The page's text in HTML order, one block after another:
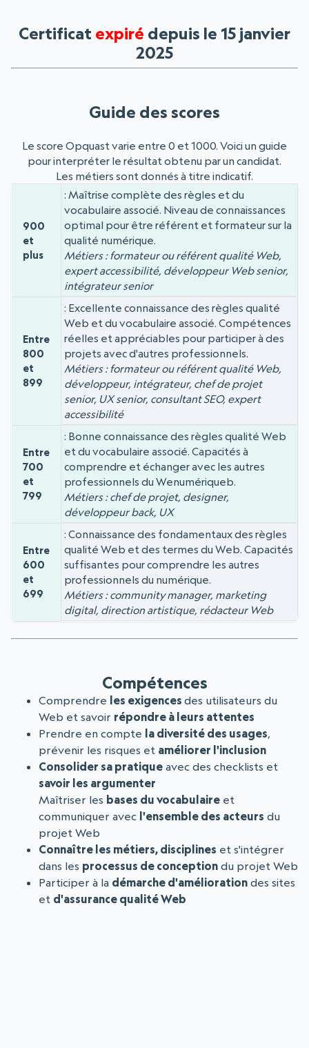
Certificat expiré depuis le 15 janvier
2025
Guide des scores
Le score Opquast varie entre 0 et 1000. Voici un guide
pour interpréter le résultat obtenu par un candidat.
Les métiers sont donnés à titre indicatif.
Niveau
900
et
plus
Maîtrise complète des règles et du
vocabulaire associé. Niveau de connaissances
optimal pour être référent et formateur sur la
qualité numérique.
Métiers : formateur ou référent qualité Web,
expert accessibilité, développeur Web senior,
intégrateur senior
Entre
800
et
899
Excellente connaissance des règles qualité
Web et du vocabulaire associé. Compétences
réelles et appréciables pour participer à des
projets avec d'autres professionnels.
Métiers : formateur ou référent qualité Web,
développeur, intégrateur, chef de projet
senior, UX senior, consultant SEO, expert
accessibilité
Entre
700
et
799
Bonne connaissance des règles qualité Web
et du vocabulaire associé. Capacités à
comprendre et échanger avec les autres
professionnels du Wenumériqueb.
Métiers : chef de projet, designer,
développeur back, UX
Entre
600
et
699
Connaissance des fondamentaux des règles
qualité Web et des termes du Web. Capacités
suffisantes pour comprendre les autres
professionnels du numérique.
Métiers : community manager, marketing
digital, direction artistique, rédacteur Web
Compétences
Comprendre les exigences des utilisateurs du
Web et savoir répondre à leurs attentes
Prendre en compte la diversité des usages,
prévenir les risques et améliorer l'inclusion
Consolider sa pratique avec des checklists et
savoir les argumenter
Maîtriser les bases du vocabulaire et
communiquer avec l'ensemble des acteurs du
projet Web
Connaître les métiers, disciplines et s'intégrer
dans les processus de conception du projet Web
Participer à la démarche d'amélioration des sites
et d'assurance qualité Web